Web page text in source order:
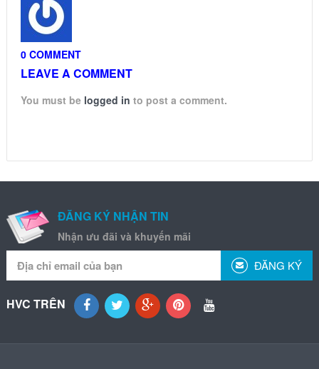
0 COMMENT
LEAVE A COMMENT
You must be logged in to post a comment.
ĐĂNG KÝ NHẬN TIN
Nhận ưu đãi và khuyến mãi
ĐĂNG KÝ
HVC TRÊN